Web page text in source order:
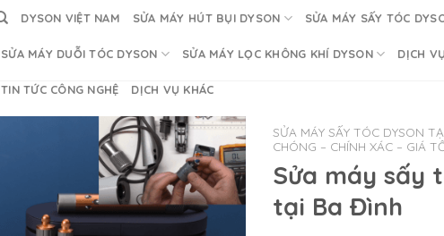
DYSON VIỆT NAM SỬA MÁY HÚT BỤI DYSON SỬA MÁY SẤY TÓC
SỬA MÁY DUỖI TÓC DYSON SỬA MÁY LỌC KHÔNG KHÍ DYSON DỊCH
TIN TỨC CÔNG NGHỆ DỊCH VỤ KHÁC
SỬA MÁY SẤY TÓC DYSON
CHÓNG – CHÍNH XÁC – GIÁ
Sửa máy sấy
tại Ba Đình